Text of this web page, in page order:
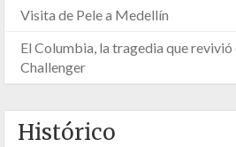
Visita de Pele a Medellín
El Columbia, la tragedia que
Challenger
Histórico